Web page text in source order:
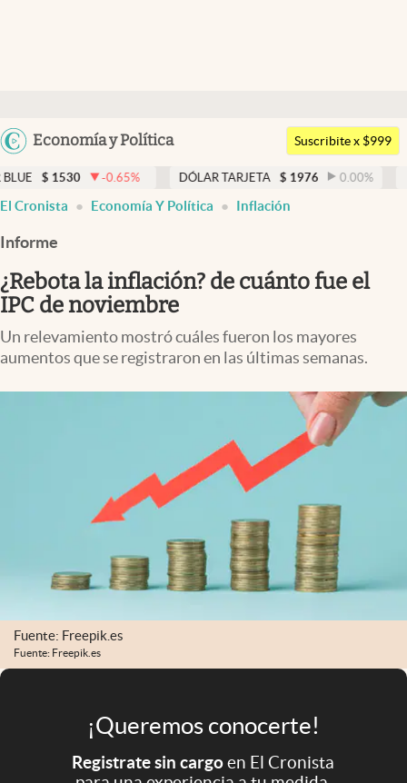
Argentina
Uruguay
Economía y Política
Members
Economía y Política
Finanzas y Mercados
Mercados Online
Negocios
Columnistas
Eventos Corporativos
El Cronista Studio
Mediakit
abre en nueva pestaña
Argentina
Suscribite x $999
-0.65 % DÓLAR TARJETA $ 1976 0.00% DÓLAR MEP
El Cronista Economía Y Política Inflación
Informe
¿Rebota la inflación? de cuánto fue el
IPC de noviembre
Un relevamiento mostró cuáles fueron los mayores
aumentos que se registraron en las últimas semanas.
Fuente: Freepik.es
Fuente: Freepik.es
¡Queremos conocerte!
Registrate sin cargoen El Cronista